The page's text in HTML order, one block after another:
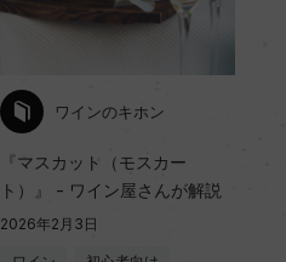
ワインのキホン
『マスカット（モスカー
ト）』 - ワイン屋さんが解説
2026年2月3日